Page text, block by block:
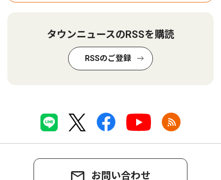
タウンニュースのRSSを購読
RSSのご登録
お問い合わせ